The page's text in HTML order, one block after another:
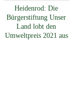
Heidenrod: Die
Bürgerstiftung Unser
Land lobt den
Umweltpreis 2021 aus